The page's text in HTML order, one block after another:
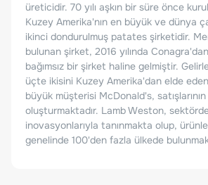
üreticidir. 70 yılı aşkın bir süre önce
Kuzey Amerika'nın en büyük ve dünya
ikinci dondurulmuş patates şirketidir.
bulunan şirket, 2016 yılında
bağımsız bir şirket haline gelmiştir.
üçte ikisini Kuzey Amerika'dan elde
büyük müşterisi McDonald's,
oluşturmaktadır. Lamb Weston,
inovasyonlarıyla tanınmakta olup,
genelinde 100'den fazla ülkede